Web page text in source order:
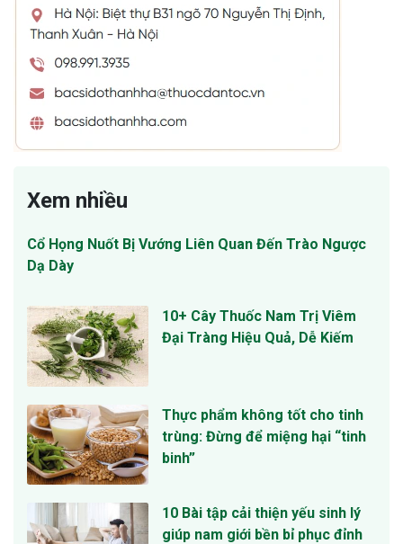
Xem nhiều
Cổ Họng Nuốt Bị Vướng Liên Quan Đến Trào Ngược
Dạ Dày
10+ Cây Thuốc Nam Trị Viêm
Đại Tràng Hiệu Quả, Dễ Kiếm
Thực phẩm không tốt cho tinh
trùng: Đừng để miệng hại “tinh
binh”
10 Bài tập cải thiện yếu sinh lý
giúp nam giới bền bỉ phục đỉnh